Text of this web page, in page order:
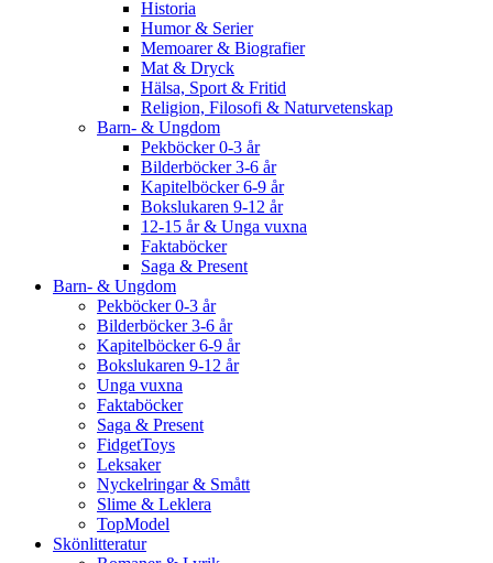
Historia
Humor & Serier
Memoarer & Biografier
Mat & Dryck
Hälsa, Sport & Fritid
Religion, Filosofi & Naturvetenskap
Barn- & Ungdom
Pekböcker 0-3 år
Bilderböcker 3-6 år
Kapitelböcker 6-9 år
Bokslukaren 9-12 år
12-15 år & Unga vuxna
Faktaböcker
Saga & Present
Barn- & Ungdom
Pekböcker 0-3 år
Bilderböcker 3-6 år
Kapitelböcker 6-9 år
Bokslukaren 9-12 år
Unga vuxna
Faktaböcker
Saga & Present
FidgetToys
Leksaker
Nyckelringar & Smått
Slime & Leklera
TopModel
Skönlitteratur